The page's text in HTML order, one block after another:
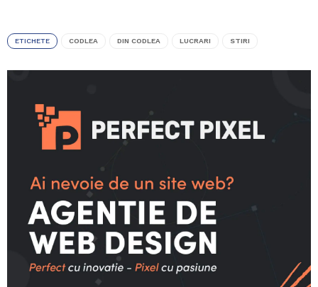
ETICHETE CODLEA DIN CODLEA LUCRARI STIRI